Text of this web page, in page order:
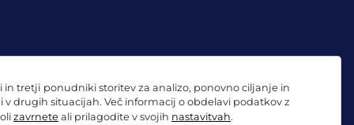
tretji ponudniki storitev za analizo, ponovno ciljanje in
drugih situacijah. Več informacij o obdelavi podatkov z
zavrnete ali prilagodite v svojih nastavitvah.